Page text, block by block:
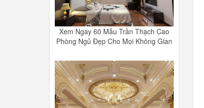
Xem Ngay 60 Mẫu Trần Thạch Cao
Phòng Ngủ Đẹp Cho Mọi Không Gian